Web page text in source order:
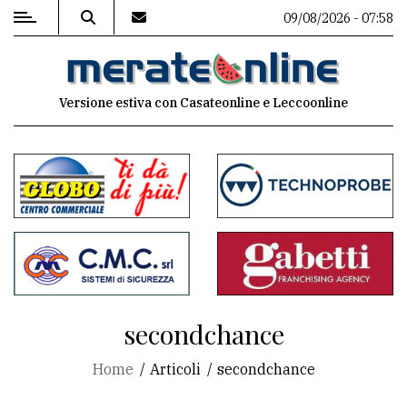
MENU
commenti
Contenuti
del
sito
09/08/2026 - 07:58
Versione estiva con Casateonline e Leccoonline
secondchance
Home Articoli secondchance